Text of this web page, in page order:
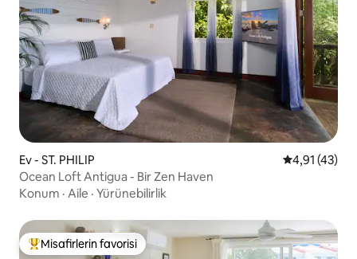
Ev - ST. PHILIP 5 üzerinden
4,91 (43)
Ocean Loft Antigua - Bir Zen Haven
Konum · Aile · Yürünebilirlik
Misafirlerin favorilerinden en beğenilenler arasında
Misafirlerin favorisi